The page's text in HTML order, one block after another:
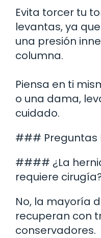
Evita torcer tu
levantas, ya
una presión
columna.
Piensa en ti
o una dama,
cuidado.
### Preguntas
#### ¿La
requiere
No, la mayoría
recuperan con
conservadores.